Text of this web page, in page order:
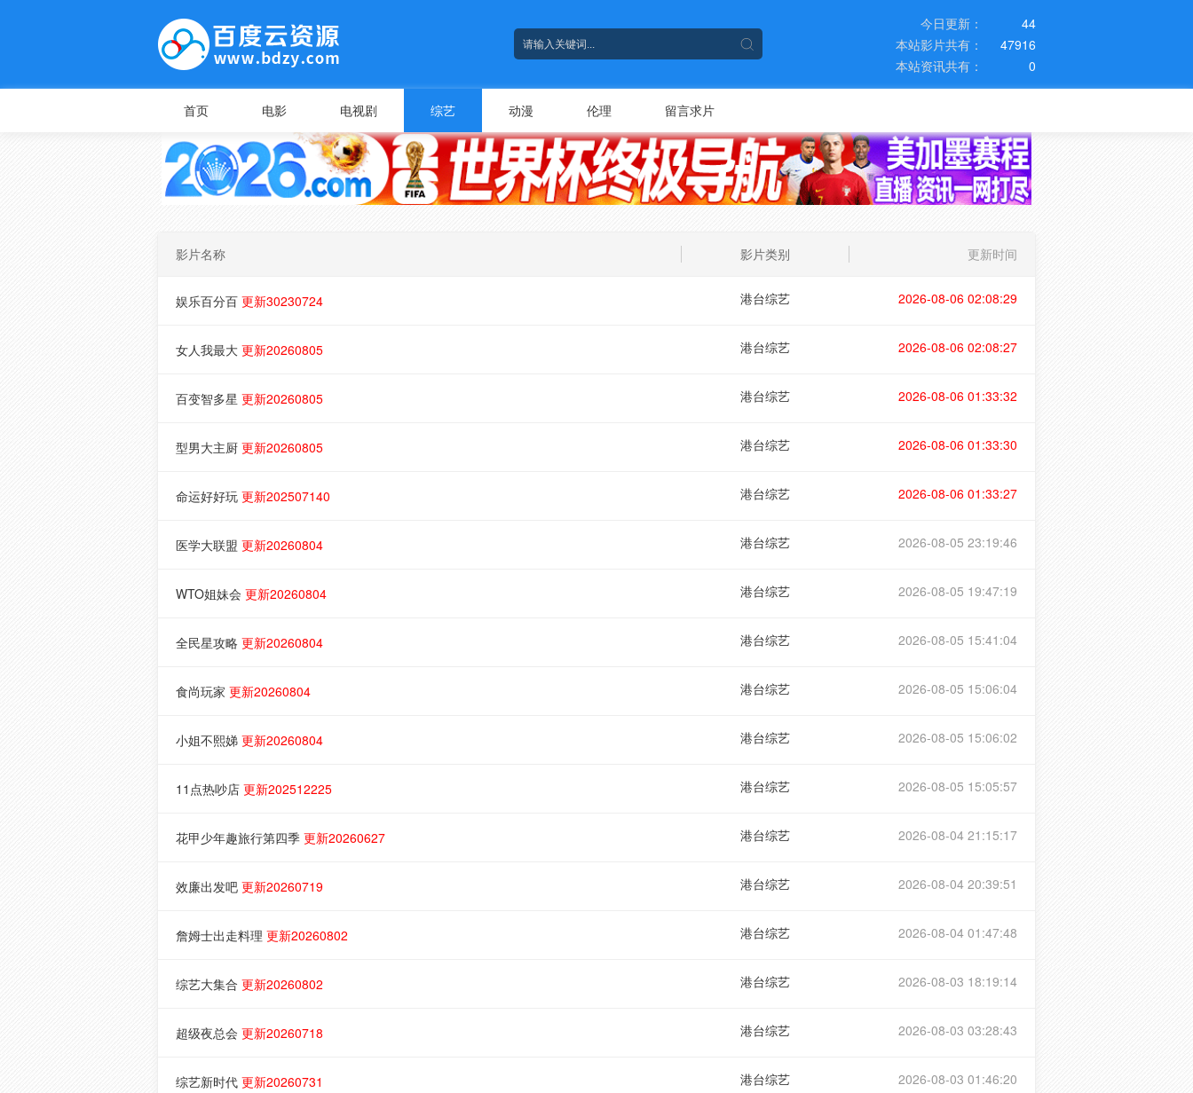
今日更新：
44
本站影片共有：
47916
本站资讯共有：
0
首页 电影 电视剧 综艺 动漫 伦理 留言求片
影片名称 影片类别 更新时间
娱乐百分百 更新30230724 港台综艺 2026-08-06 02:08:29
女人我最大 更新20260805 港台综艺 2026-08-06 02:08:27
百变智多星 更新20260805 港台综艺 2026-08-06 01:33:32
型男大主厨 更新20260805 港台综艺 2026-08-06 01:33:30
命运好好玩 更新202507140 港台综艺 2026-08-06 01:33:27
医学大联盟 更新20260804 港台综艺 2026-08-05 23:19:46
WTO姐妹会 更新20260804 港台综艺 2026-08-05 19:47:19
全民星攻略 更新20260804 港台综艺 2026-08-05 15:41:04
食尚玩家 更新20260804 港台综艺 2026-08-05 15:06:04
小姐不熙娣 更新20260804 港台综艺 2026-08-05 15:06:02
11点热吵店 更新202512225 港台综艺 2026-08-05 15:05:57
花甲少年趣旅行第四季 更新20260627 港台综艺 2026-08-04 21:15:17
效廉出发吧 更新20260719 港台综艺 2026-08-04 20:39:51
詹姆士出走料理 更新20260802 港台综艺 2026-08-04 01:47:48
综艺大集合 更新20260802 港台综艺 2026-08-03 18:19:14
超级夜总会 更新20260718 港台综艺 2026-08-03 03:28:43
综艺新时代 更新20260731 港台综艺 2026-08-03 01:46:20